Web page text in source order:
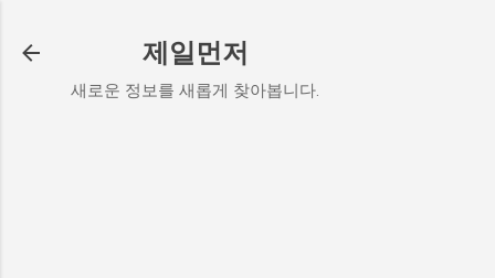
제일먼저
새로운 정보를 새롭게 찾아봅니다.